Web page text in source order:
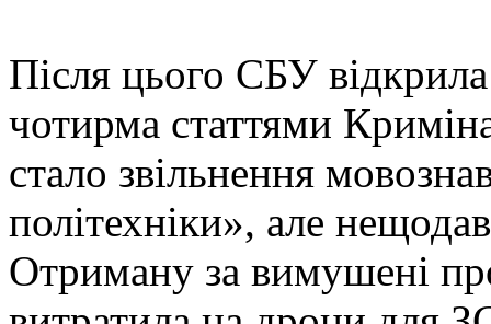
Після цього СБУ
чотирма статтями
стало звільнення
політехніки», але
Отриману за вимушені